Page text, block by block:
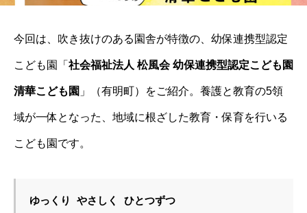
今回は、吹き抜けのある園舎が特徴の、幼保連携型認定
こども園「 社会福祉法人 松風会 幼保連携型認定こども園
清華こども園 」（有明町）をご紹介。養護と教育の5領
域が一体となった、地域に根ざした教育・保育を行いる
こども園です。
ゆっくり やさしく ひとつずつ